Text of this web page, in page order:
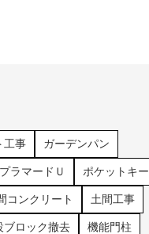
工事 ガーデンパン
プラマードＵ ポケットキー
コンクリート 土間工事
ブロック撤去 機能門柱